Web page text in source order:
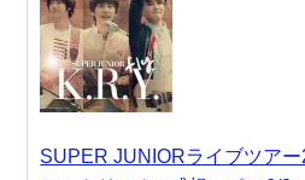
SUPER JUNIORライブツア